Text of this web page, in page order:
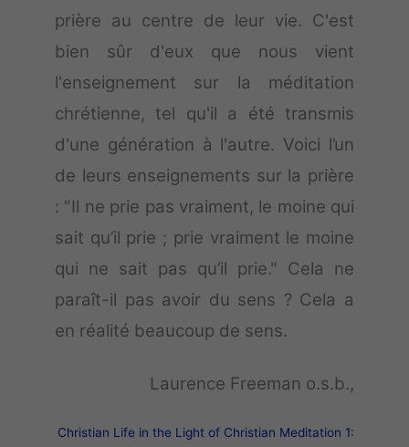
prière au centre de leur vie. C'est
bien sûr d'eux que nous vient
l'enseignement sur la méditation
chrétienne, tel qu'il a été transmis
d'une génération à l'autre. Voici l’un
de leurs enseignements sur la prière
: "Il ne prie pas vraiment, le moine qui
sait qu’il prie ; prie vraiment le moine
qui ne sait pas qu’il prie." Cela ne
paraît-il pas avoir du sens ? Cela a
en réalité beaucoup de sens.
Laurence Freeman o.s.b.,
Christian Life in the Light of Christian Meditation 1: